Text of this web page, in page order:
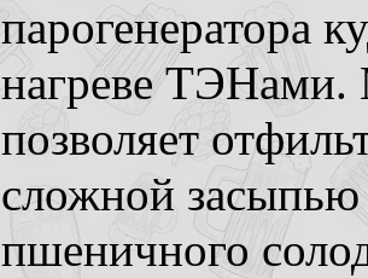
парогенератора
нагреве
позволяет
сложной
пшеничного